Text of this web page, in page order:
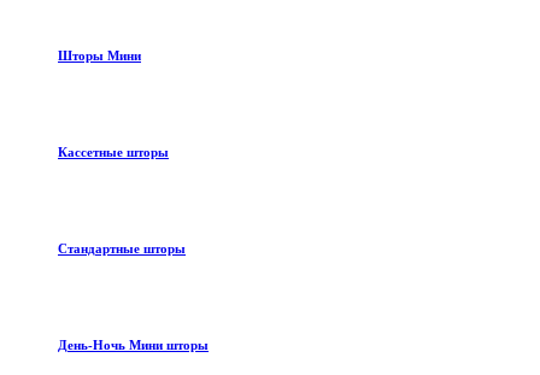
Шторы Мини
Кассетные шторы
Стандартные шторы
День-Ночь Мини шторы